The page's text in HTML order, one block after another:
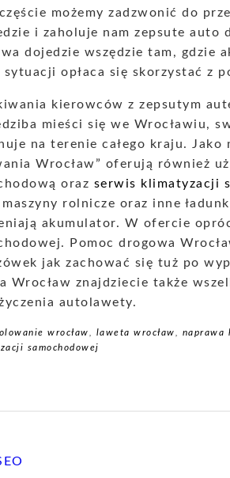
możemy zadzwonić do
i zaholuje nam zepsute auto
dojedzie wszędzie tam, gdzie
opłaca się skorzystać z
kierowców z zepsutym
mieści się we Wrocławiu,
na terenie całego kraju. Jako
Wrocław” oferują również
oraz serwis klimatyzacji
rolnicze oraz inne
akumulator. W ofercie
Pomoc drogowa
jak zachować się tuż po
Wrocław znajdziecie także
autolawety.
wrocław laweta wrocław naprawa
samochodowej